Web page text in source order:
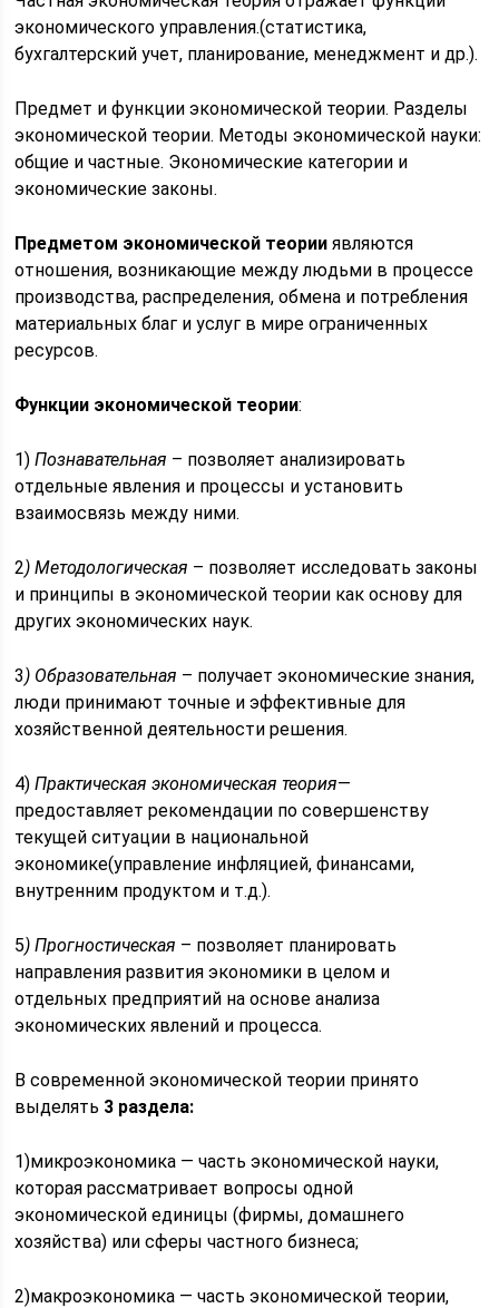
экономического управления.(статистика,
бухгалтерский учет, планирование, менеджмент и др.).
Предмет и функции экономической теории. Разделы
экономической теории. Методы экономической науки:
общие и частные. Экономические категории и
экономические законы.
Предметом экономической теории являются
отношения, возникающие между людьми в процессе
производства, распределения, обмена и потребления
материальных благ и услуг в мире ограниченных
ресурсов.
Функции экономической теории:
1)Познавательная – позволяет анализировать
отдельные явления и процессы и установить
взаимосвязь между ними.
2) Методологическая – позволяет исследовать законы
и принципы в экономической теории как основу для
других экономических наук.
3) Образовательная – получает экономические знания,
люди принимают точные и эффективные для
хозяйственной деятельности решения.
4)Практическая экономическая теория—
предоставляет рекомендации по совершенству
текущей ситуации в национальной
экономике(управление инфляцией, финансами,
внутренним продуктом и т.д.).
5) Прогностическая – позволяет планировать
направления развития экономики в целом и
отдельных предприятий на основе анализа
экономических явлений и процесса.
В современной экономической теории принято
выделять 3 раздела:
1)микроэкономика — часть экономической науки,
которая рассматривает вопросы одной
экономической единицы (фирмы, домашнего
хозяйства) или сферы частного бизнеса;
2)макроэкономика — часть экономической теории,